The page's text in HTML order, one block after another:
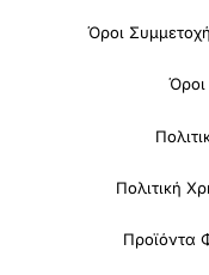
Όροι
Πολιτική
Προϊόντα